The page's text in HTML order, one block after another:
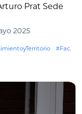
Prat Sede
2025
#Fac.